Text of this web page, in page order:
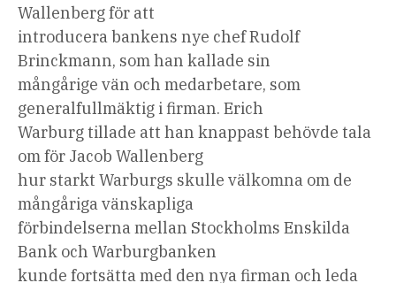
Wallenberg för att
introducera bankens nye chef Rudolf
Brinckmann, som han kallade sin
mångårige vän och medarbetare, som
generalfullmäktig i firman. Erich
Warburg tillade att han knappast behövde tala
om för Jacob Wallenberg
hur starkt Warburgs skulle välkomna om de
mångåriga vänskapliga
förbindelserna mellan Stockholms Enskilda
Bank och Warburgbanken
kunde fortsätta med den nya firman och leda